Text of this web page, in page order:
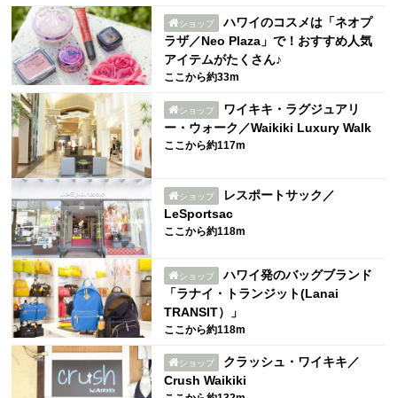
ショップ
ハワイのコスメは「ネオプ
ラザ／Neo Plaza」で！おすすめ人気
アイテムがたくさん♪
ここから約33m
ショップ
ワイキキ・ラグジュアリ
ー・ウォーク／Waikiki Luxury Walk
ここから約117m
ショップ
レスポートサック／
LeSportsac
ここから約118m
ショップ
ハワイ発のバッグブランド
「ラナイ・トランジット(Lanai
TRANSIT）」
ここから約118m
ショップ
クラッシュ・ワイキキ／
Crush Waikiki